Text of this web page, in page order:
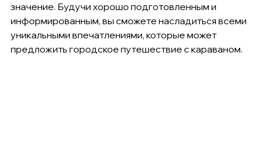
значение. Будучи хорошо подготовленным и
информированным, вы сможете насладиться всеми
уникальными впечатлениями, которые может
предложить городское путешествие с караваном.